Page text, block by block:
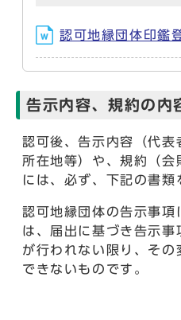
認可地縁団体印鑑
告示内容、規約の内
認可後、告示内容（代表
所在地等）や、規約（
には、必ず、下記の書類
認可地縁団体の告示事項
は、届出に基づき告示
が行われない限り、そ
できないものです。